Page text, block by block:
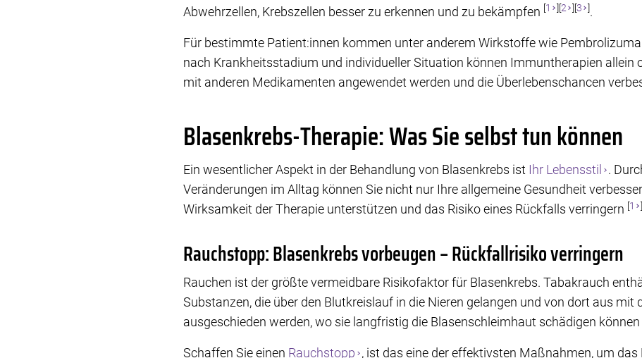
Abwehrzellen, Krebszellen besser zu erkennen und zu bekämpfen [1 ][2 ][3 ].
Für bestimmte Patient:innen kommen unter anderem Wirkstoffe wie
nach Krankheitsstadium und individueller Situation können Immuntherapien allein
mit anderen Medikamenten angewendet werden und die Überlebenschancen
Blasenkrebs-Therapie: Was Sie selbst tun können
Ein wesentlicher Aspekt in der Behandlung von Blasenkrebs ist Ihr Lebensstil
.
Veränderungen im Alltag können Sie nicht nur Ihre allgemeine Gesundheit
Wirksamkeit der Therapie unterstützen und das Risiko eines Rückfalls verringern [1
Rauchstopp: Blasenkrebs vorbeugen – Rückfallrisiko verringern
Rauchen ist der größte vermeidbare Risikofaktor für Blasenkrebs. Tabakrauch
Substanzen, die über den Blutkreislauf in die Nieren gelangen und von dort aus mit
ausgeschieden werden, wo sie langfristig die Blasenschleimhaut schädigen können
Schaffen Sie einen Rauchstopp , ist das eine der effektivsten Maßnahmen, um das